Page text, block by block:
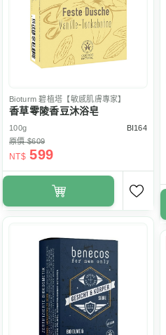
Bioturm 碧植塔【敏感肌膚專家】
香草零陵香豆沐浴皂
100g
BI164
原價 $609
NT$ 599